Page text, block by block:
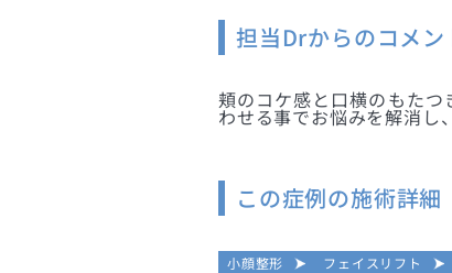
担当Drからのコメン
頬のコケ感と口横のもた
わせる事でお悩みを解消し
この症例の施術詳細
小顔整形 フェイスリフト